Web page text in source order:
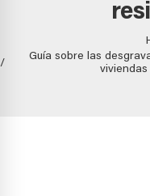
Guía sobre las